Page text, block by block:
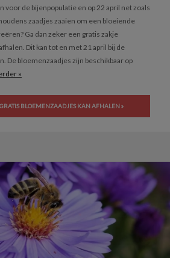
voor de bijenpopulatie en op 22 april net zoals
zaadjes zaaien om een bloeiende
Ga dan zeker een gratis zakje
Dit kan tot en met 21 april bij de
De bloemenzaadjes zijn beschikbaar op
»
BLOEMENZAADJES KAN AFHALEN »